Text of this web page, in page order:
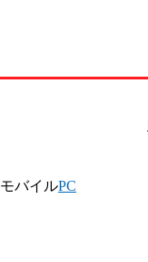
モバイルPC